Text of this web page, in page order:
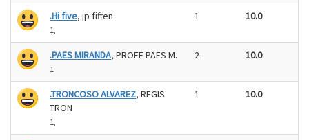
.Hi five, jp fiften
1,
1 10.0
.PAES MIRANDA, PROFE PAES M.
1
2 10.0
.TRONCOSO ALVAREZ, REGIS
TRON
1,
1 10.0